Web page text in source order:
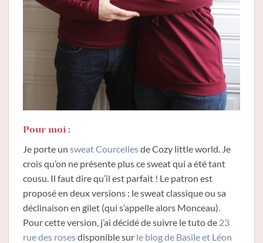
Pour moi :
Je porte un sweat Courcellesde Cozy little world. Je
crois qu’on ne présente plus ce sweat qui a été tant
cousu. Il faut dire qu’il est parfait ! Le patron est
proposé en deux versions : le sweat classique ou sa
déclinaison en gilet (qui s’appelle alors Monceau).
Pour cette version, j’ai décidé de suivre le tuto de 23
rue des rosesdisponible sur le blog de Basile et Léon